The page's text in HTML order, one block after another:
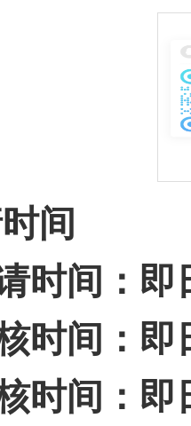
时间
时间：即
时间：即
时间：即